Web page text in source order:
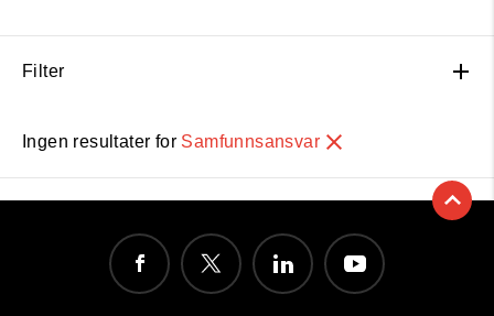
Filter
Ingen resultater for Samfunnsansvar